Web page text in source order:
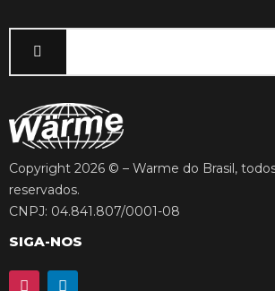
Copyright 2026 © – Warme do Brasil,
reservados.
CNPJ: 04.841.807/0001-08
SIGA-NOS
I
L